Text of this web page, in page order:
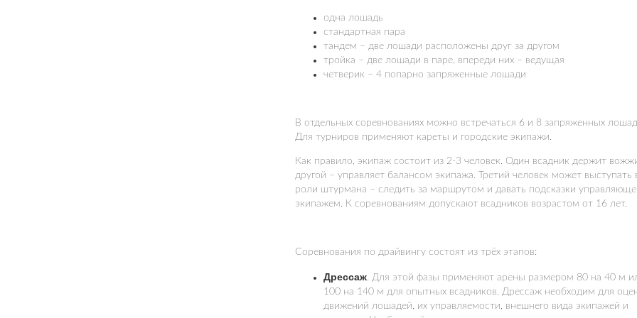
одна лошадь
стандартная пара
тандем – две лошади расположены друг за другом
тройка – две лошади в паре, впереди них – ведущая
четверик – 4 попарно запряженные лошади
В отдельных соревнованиях можно встречаться 6 и 8 запряженных
Для турниров применяют кареты и городские экипажи.
Как правило, экипаж состоит из 2-3 человек. Один всадник держит
другой – управляет балансом экипажа. Третий человек может выступать
роли штурмана – следить за маршрутом и давать подсказки
экипажем. К соревнованиям допускают всадников возрастом от 16 лет.
Соревнования по драйвингу состоят из трёх этапов:
Дрессаж. Для этой фазы применяют арены размером 80 на 40 м
100 на 140 м для опытных всадников. Дрессаж необходим для
движений лошадей, их управляемости, внешнего вида экипажей и